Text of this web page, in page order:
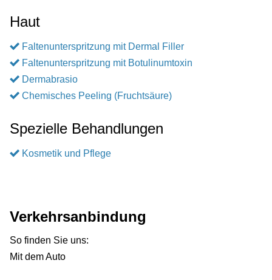
Haut
Faltenunterspritzung mit Dermal Filler
Faltenunterspritzung mit Botulinumtoxin
Dermabrasio
Chemisches Peeling (Fruchtsäure)
Spezielle Behandlungen
Kosmetik und Pflege
Verkehrsanbindung
So finden Sie uns:
Mit dem Auto